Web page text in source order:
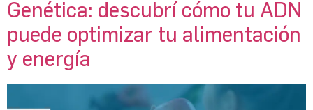
Genética: descubrí cómo tu ADN
puede optimizar tu alimentación
y energía